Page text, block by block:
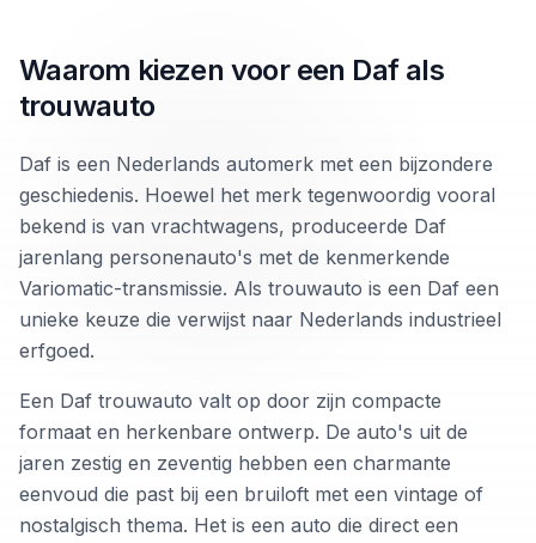
Waarom kiezen voor een Daf als
trouwauto
Daf is een Nederlands automerk met een bijzondere
geschiedenis. Hoewel het merk tegenwoordig vooral
bekend is van vrachtwagens, produceerde Daf
jarenlang personenauto's met de kenmerkende
Variomatic-transmissie. Als trouwauto is een Daf een
unieke keuze die verwijst naar Nederlands industrieel
erfgoed.
Een Daf trouwauto valt op door zijn compacte
formaat en herkenbare ontwerp. De auto's uit de
jaren zestig en zeventig hebben een charmante
eenvoud die past bij een bruiloft met een vintage of
nostalgisch thema. Het is een auto die direct een